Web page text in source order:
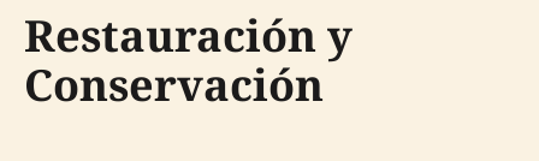
Restauración y
Conservación